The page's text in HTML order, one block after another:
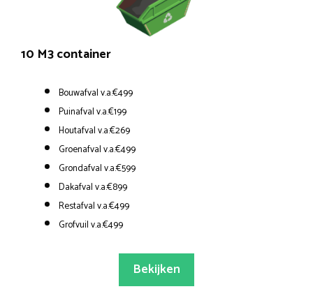
10 M3 container
Bouwafval v.a.€499
Puinafval v.a.€199
Houtafval v.a.€269
Groenafval v.a.€499
Grondafval v.a.€599
Dakafval v.a.€899
Restafval v.a.€499
Grofvuil v.a.€499
Bekijken